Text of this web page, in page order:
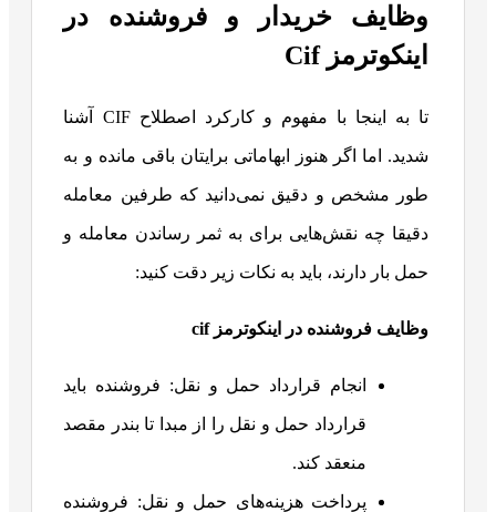
وظایف خریدار و فروشنده در
اینکوترمز Cif
تا به اینجا با مفهوم و کارکرد اصطلاح CIF آشنا
شدید. اما اگر هنوز ابهاماتی برایتان باقی مانده و به
طور مشخص و دقیق نمی‌دانید که طرفین معامله
دقیقا چه نقش‌هایی برای به ثمر رساندن معامله و
حمل بار دارند، باید به نکات زیر دقت کنید:
وظایف فروشنده در اینکوترمزcif
انجام قرارداد حمل و نقل: فروشنده باید
قرارداد حمل و نقل را از مبدا تا بندر مقصد
منعقد کند.
پرداخت هزینه‌های حمل و نقل: فروشنده